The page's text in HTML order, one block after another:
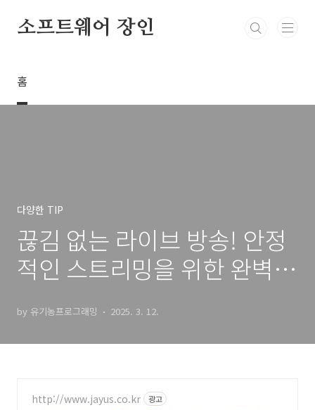
소프트웨어 장인
홈
다양한 TIP
끊김 없는 라이브 방송! 안정
적인 스트리밍을 위한 완벽
by 유기농프로그래밍 2025. 3. 12.
http://www.jayus.co.kr 광고